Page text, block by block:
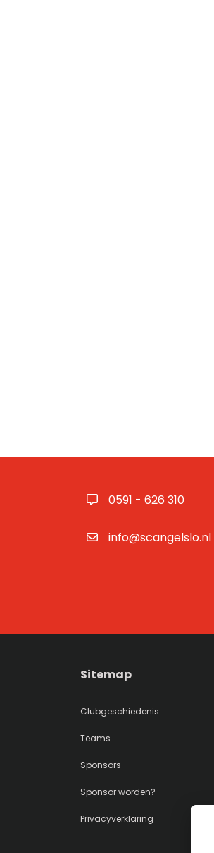
0591 - 626 310
info@scangelslo.nl
Sitemap
Clubgeschiedenis
Teams
Sponsors
Sponsor worden?
Privacyverklaring